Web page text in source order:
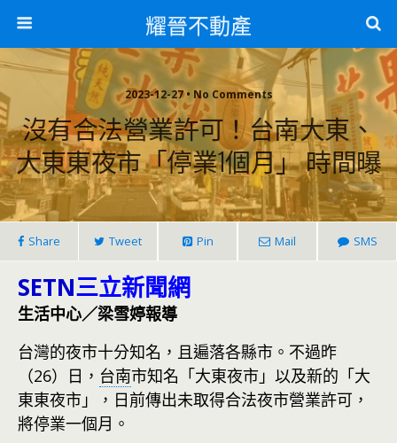
耀晉不動產
2023-12-27 • No Comments
沒有合法營業許可！台南大東、
大東東夜市「停業1個月」 時間曝
Share Tweet Pin Mail SMS
SETN三立新聞網
生活中心／梁雪婷報導
台灣的夜市十分知名，且遍落各縣市。不過昨
（26）日， 台南市知名「大東夜市」以及新的「大
東東夜市」，日前傳出未取得合法夜市營業許可，
將停業一個月。